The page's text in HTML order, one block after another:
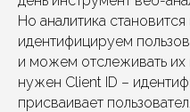
Но аналитика
идентифицируем
и можем отслеживать их
нужен Client ID –
присваивает